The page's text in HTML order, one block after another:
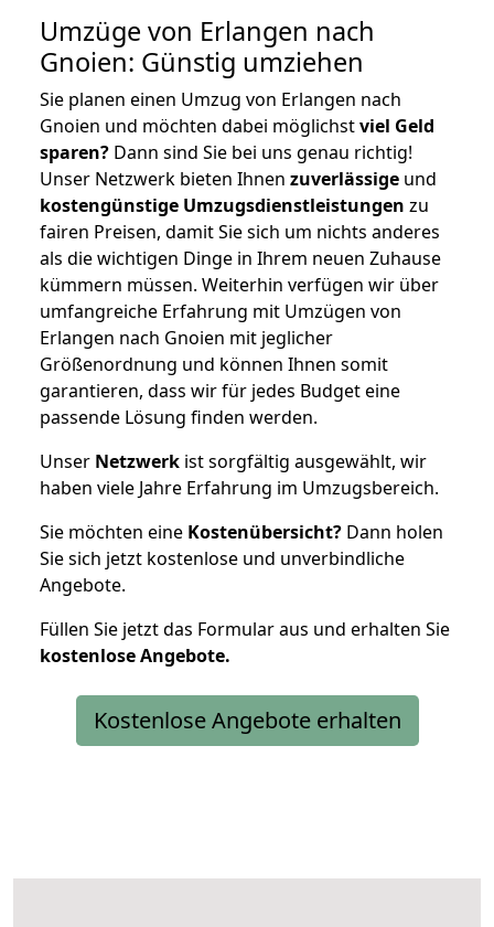
Umzüge von Erlangen nach
Gnoien: Günstig umziehen
Sie planen einen Umzug von Erlangen nach
Gnoien und möchten dabei möglichstviel Geld
sparen? Dann sind Sie bei uns genau richtig!
Unser Netzwerk bieten Ihnen zuverlässige und
kostengünstige Umzugsdienstleistungen zu
fairen Preisen, damit Sie sich um nichts anderes
als die wichtigen Dinge in Ihrem neuen Zuhause
kümmern müssen. Weiterhin verfügen wir über
umfangreiche Erfahrung mit Umzügen von
Erlangen nach Gnoien mit jeglicher
Größenordnung und können Ihnen somit
garantieren, dass wir für jedes Budget eine
passende Lösung finden werden.
Unser Netzwerk ist sorgfältig ausgewählt, wir
haben viele Jahre Erfahrung im Umzugsbereich.
Sie möchten eine Kostenübersicht? Dann holen
Sie sich jetzt kostenlose und unverbindliche
Angebote.
Füllen Sie jetzt das Formular aus und erhalten Sie
kostenloseAngebote.
Kostenlose Angebote erhalten